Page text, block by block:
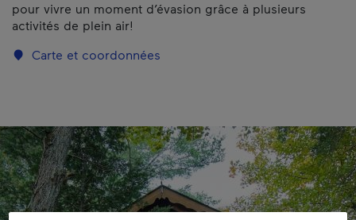
pour vivre un moment d’évasion grâce à plusieurs
activités de plein air!
Carte et coordonnées